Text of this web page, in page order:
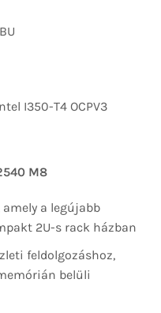
I350-T4 OCPV3
M8
a legújabb
2U-s rack házban
feldolgozáshoz,
belüli